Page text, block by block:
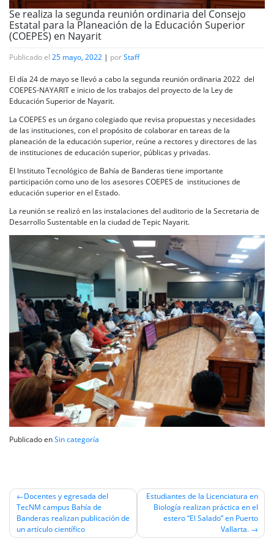
Se realiza la segunda reunión ordinaria del Consejo
Estatal para la Planeación de la Educación Superior
(COEPES) en Nayarit
Publicado el 25 mayo, 2022 | porStaff
El día 24 de mayo se llevó a cabo la segunda reunión ordinaria 2022 del
COEPES-NAYARIT e inicio de los trabajos del proyecto de la Ley de
Educación Superior de Nayarit.
La COEPES es un órgano colegiado que revisa propuestas y necesidades
de las instituciones, con el propósito de colaborar en tareas de la
planeación de la educación superior, reúne a rectores y directores de las
de instituciones de educación superior, públicas y privadas.
El Instituto Tecnológico de Bahía de Banderas tiene importante
participación como uno de los asesores COEPES de instituciones de
educación superior en el Estado.
La reunión se realizó en las instalaciones del auditorio de la Secretaria de
Desarrollo Sustentable en la ciudad de Tepic Nayarit.
Publicado enSin categoría
Navegación
de
entradas
Docentes y egresada del
TecNM campus Bahía de
Banderas realizan publicación de
un artículo científico
Estudiantes de la Licenciatura en
Biología realizan práctica en el
estero “El Salado” en Puerto
Vallarta.